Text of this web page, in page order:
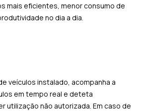
mais eficientes, menor consumo de
no dia a dia.
veículos instalado, acompanha a
em tempo real e deteta
utilização não autorizada. Em caso de